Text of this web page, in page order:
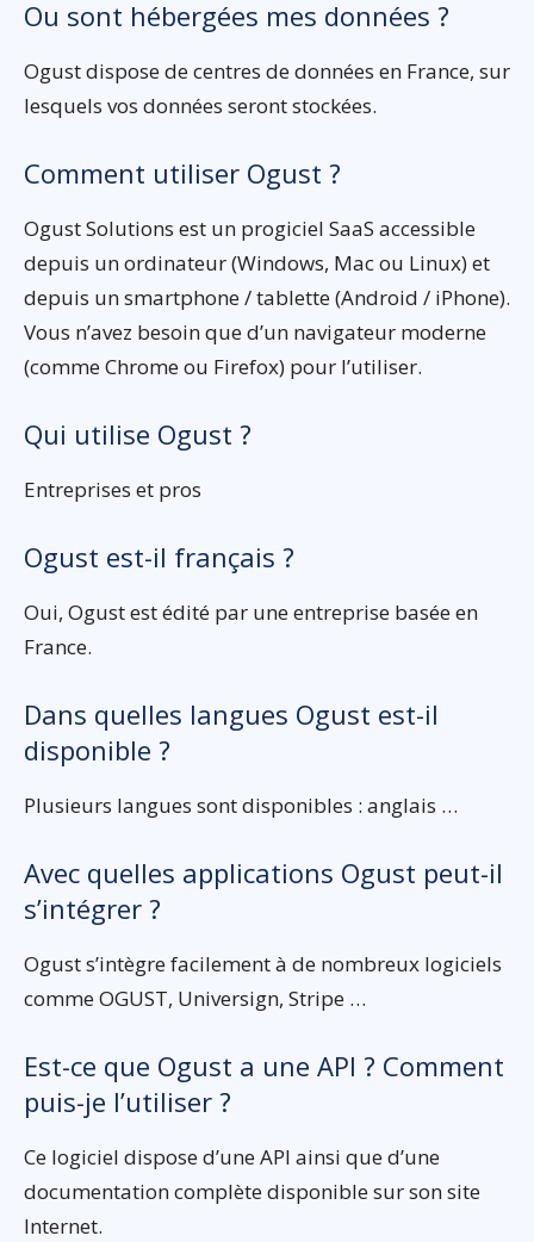
Ou sont hébergées mes données ?
Ogust dispose de centres de données en France, sur
lesquels vos données seront stockées.
Comment utiliser Ogust ?
Ogust Solutions est un progiciel SaaS accessible
depuis un ordinateur (Windows, Mac ou Linux) et
depuis un smartphone / tablette (Android / iPhone).
Vous n’avez besoin que d’un navigateur moderne
(comme Chrome ou Firefox) pour l’utiliser.
Qui utilise Ogust ?
Entreprises et pros
Ogust est-il français ?
Oui, Ogust est édité par une entreprise basée en
France.
Dans quelles langues Ogust est-il
disponible ?
Plusieurs langues sont disponibles : anglais …
Avec quelles applications Ogust peut-il
s’intégrer ?
Ogust s’intègre facilement à de nombreux logiciels
comme OGUST, Universign, Stripe …
Est-ce que Ogust a une API ? Comment
puis-je l’utiliser ?
Ce logiciel dispose d’une API ainsi que d’une
documentation complète disponible sur son site
Internet.